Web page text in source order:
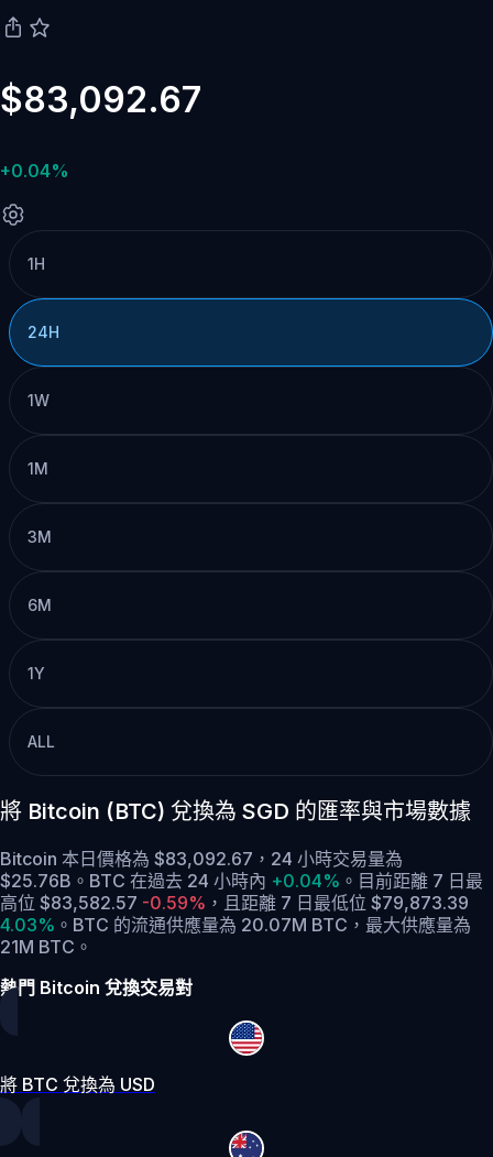
$83,092.67
+0.04%
1H
24H
1W
1M
3M
6M
1Y
ALL
將 Bitcoin (BTC) 兌換為 SGD 的匯率與市場數據
Bitcoin 本日價格為 $83,092.67，24 小時交易量為
$25.76B。BTC 在過去 24 小時內 +0.04% 。 目前距離 7 日最
高位 $83,582.57 -0.59% ， 且距離 7 日最低位 $79,873.39
4.03% 。 BTC 的流通供應量為 20.07M BTC，最大供應量為
21M BTC。
熱門 Bitcoin 兌換交易對
將 BTC 兌換為 USD